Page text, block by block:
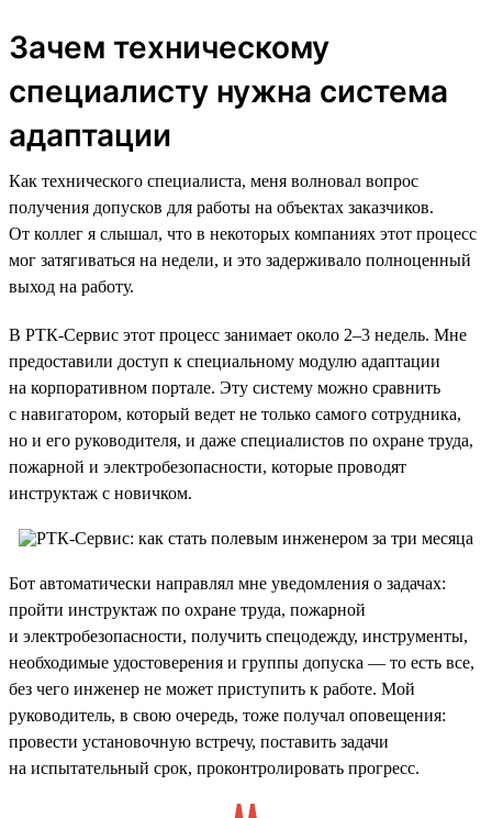
Зачем техническому
специалисту нужна система
адаптации
Как технического специалиста, меня волновал вопрос
получения допусков для работы на объектах заказчиков.
От коллег я слышал, что в некоторых компаниях этот процесс
мог затягиваться на недели, и это задерживало полноценный
выход на работу.
В РТК-Сервис этот процесс занимает около 2–3 недель. Мне
предоставили доступ к специальному модулю адаптации
на корпоративном портале. Эту систему можно сравнить
с навигатором, который ведет не только самого сотрудника,
но и его руководителя, и даже специалистов по охране труда,
пожарной и электробезопасности, которые проводят
инструктаж с новичком.
Бот автоматически направлял мне уведомления о задачах:
пройти инструктаж по охране труда, пожарной
и электробезопасности, получить спецодежду, инструменты,
необходимые удостоверения и группы допуска — то есть все,
без чего инженер не может приступить к работе. Мой
руководитель, в свою очередь, тоже получал оповещения:
провести установочную встречу, поставить задачи
на испытательный срок, проконтролировать прогресс.